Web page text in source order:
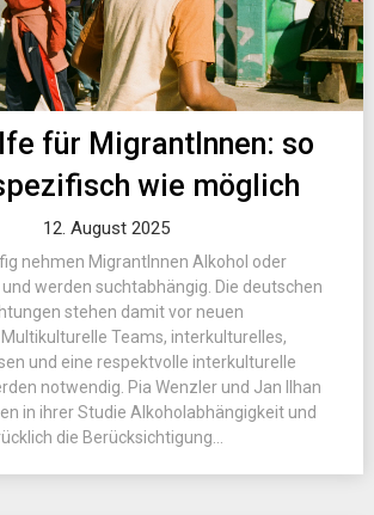
für MigrantInnen: so
wie möglich
12. August 2025
nehmen MigrantInnen Alkohol oder
werden suchtabhängig. Die deutschen
stehen damit vor neuen
Teams, interkulturelles,
und eine respektvolle interkulturelle
notwendig. Pia Wenzler und Jan Ilhan
in ihrer Studie Alkoholabhängigkeit und
die Berücksichtigung...